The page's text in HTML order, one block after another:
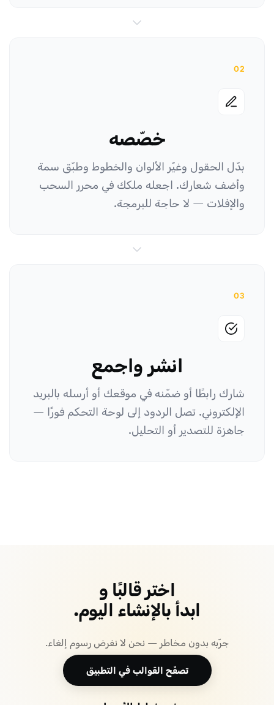
02
خصّصه
بدّل الحقول وغيّر الألوان والخطوط وطبّق سمة
وأضف شعارك. اجعله ملكك في محرر السحب
والإفلات — لا حاجة للبرمجة.
03
انشر واجمع
شارك رابطًا أو ضمّنه في موقعك أو أرسله بالبريد
الإلكتروني. تصل الردود إلى لوحة التحكم فورًا —
جاهزة للتصدير أو التحليل.
اختر قالبًا و
ابدأ بالإنشاء اليوم.
جرّبه بدون مخاطر — نحن لا نفرض رسوم إلغاء.
تصفّح القوالب في التطبيق